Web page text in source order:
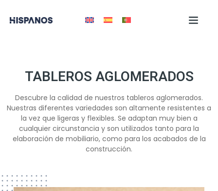
TABLEROS AGLOMERADOS
Descubre la calidad de nuestros tableros aglomerados.
Nuestras diferentes variedades son altamente resistentes a
la vez que ligeras y flexibles. Se adaptan muy bien a
cualquier circunstancia y son utilizados tanto para la
elaboración de mobiliario, como para los acabados de la
construcción.